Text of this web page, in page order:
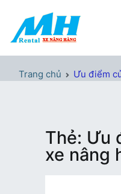
nội
Xe Nâng Hàng MH
Trang chủ Ưu điểm
Thẻ: Ưu
xe nâng